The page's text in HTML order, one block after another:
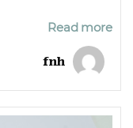
Read more
fnh